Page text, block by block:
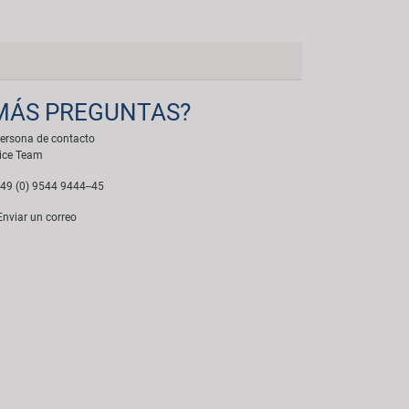
PREGUNTAS?
de contacto
Team
(0) 9544 9444--45
un correo